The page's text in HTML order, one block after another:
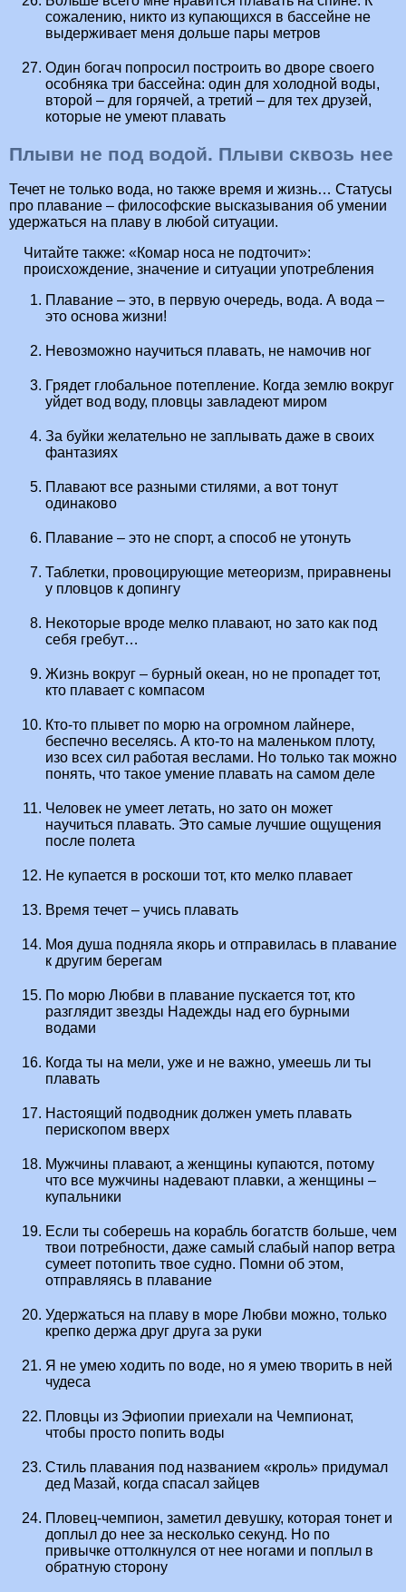
сожалению, никто из купающихся в бассейне не
выдерживает меня дольше пары метров
Один богач попросил построить во дворе своего
особняка три бассейна: один для холодной воды,
второй – для горячей, а третий – для тех друзей,
которые не умеют плавать
Плыви не под водой. Плыви сквозь нее
Течет не только вода, но также время и жизнь… Статусы
про плавание – философские высказывания об умении
удержаться на плаву в любой ситуации.
Читайте также: «Комар носа не подточит»:
происхождение, значение и ситуации употребления
Плавание – это, в первую очередь, вода. А вода –
это основа жизни!
Невозможно научиться плавать, не намочив ног
Грядет глобальное потепление. Когда землю вокруг
уйдет вод воду, пловцы завладеют миром
За буйки желательно не заплывать даже в своих
фантазиях
Плавают все разными стилями, а вот тонут
одинаково
Плавание – это не спорт, а способ не утонуть
Таблетки, провоцирующие метеоризм, приравнены
у пловцов к допингу
Некоторые вроде мелко плавают, но зато как под
себя гребут…
Жизнь вокруг – бурный океан, но не пропадет тот,
кто плавает с компасом
Кто-то плывет по морю на огромном лайнере,
беспечно веселясь. А кто-то на маленьком плоту,
изо всех сил работая веслами. Но только так можно
понять, что такое умение плавать на самом деле
Человек не умеет летать, но зато он может
научиться плавать. Это самые лучшие ощущения
после полета
Не купается в роскоши тот, кто мелко плавает
Время течет – учись плавать
Моя душа подняла якорь и отправилась в плавание
к другим берегам
По морю Любви в плавание пускается тот, кто
разглядит звезды Надежды над его бурными
водами
Когда ты на мели, уже и не важно, умеешь ли ты
плавать
Настоящий подводник должен уметь плавать
перископом вверх
Мужчины плавают, а женщины купаются, потому
что все мужчины надевают плавки, а женщины –
купальники
Если ты соберешь на корабль богатств больше, чем
твои потребности, даже самый слабый напор ветра
сумеет потопить твое судно. Помни об этом,
отправляясь в плавание
Удержаться на плаву в море Любви можно, только
крепко держа друг друга за руки
Я не умею ходить по воде, но я умею творить в ней
чудеса
Пловцы из Эфиопии приехали на Чемпионат,
чтобы просто попить воды
Стиль плавания под названием «кроль» придумал
дед Мазай, когда спасал зайцев
Пловец-чемпион, заметил девушку, которая тонет и
доплыл до нее за несколько секунд. Но по
привычке оттолкнулся от нее ногами и поплыл в
обратную сторону